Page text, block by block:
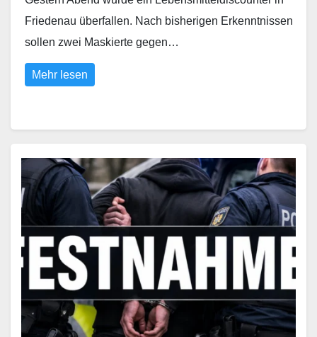
Friedenau überfallen. Nach bisherigen Erkenntnissen
sollen zwei Maskierte gegen…
Mehr lesen